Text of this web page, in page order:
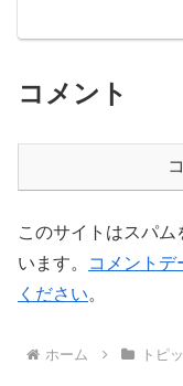
コメント
このサイトはスパ
います。
コメントデ
ください。
ホーム トピ